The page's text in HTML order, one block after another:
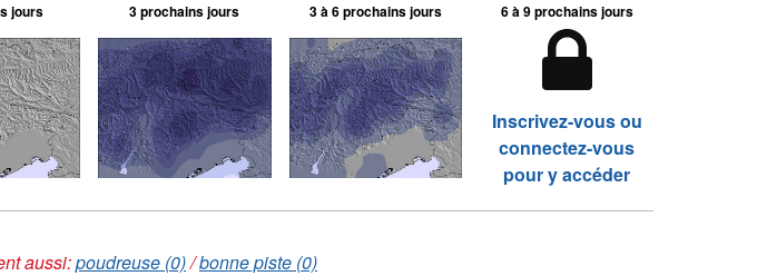
jours 3 prochains jours 3 à 6 prochains jours 6 à 9 prochains jours
Inscrivez-vous ou
connectez-vous
pour y accéder
aussi:poudreuse (0)/bonne piste (0)